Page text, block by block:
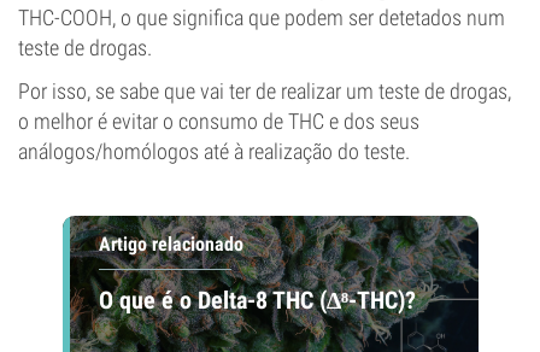
THC-COOH, o que significa que podem ser detetados num
teste de drogas.
Por isso, se sabe que vai ter de realizar um teste de drogas,
o melhor é evitar o consumo de THC e dos seus
análogos/homólogos até à realização do teste.
Artigo relacionado
O que é o Delta-8 THC (∆⁸-THC)?